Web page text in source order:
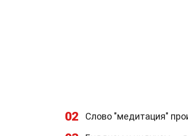
02 Слово "медитация"